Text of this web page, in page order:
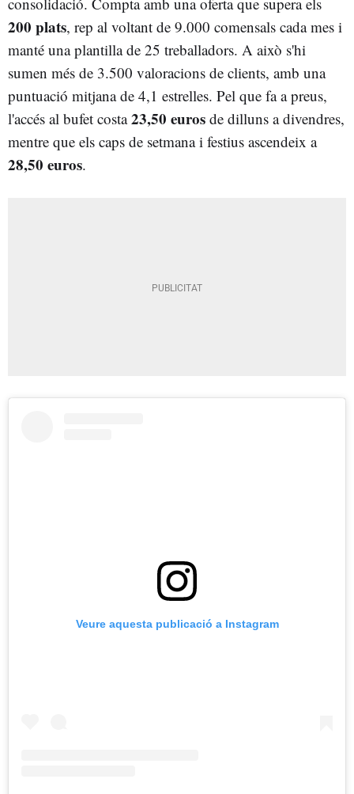
200 plats, rep al voltant de 9.000 comensals cada mes i
manté una plantilla de 25 treballadors. A això s'hi
sumen més de 3.500 valoracions de clients, amb una
puntuació mitjana de 4,1 estrelles. Pel que fa a preus,
l'accés al bufet costa23,50 euros de dilluns a divendres,
mentre que els caps de setmana i festius ascendeix a
28,50 euros.
Veure aquesta publicació a Instagram